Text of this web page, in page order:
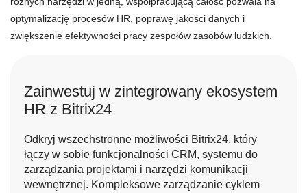
optymalizację procesów HR, poprawę jakości danych i
zwiększenie efektywności pracy zespołów zasobów ludzkich.
Zainwestuj w zintegrowany ekosystem
HR z Bitrix24
Odkryj wszechstronne możliwości Bitrix24, który
łączy w sobie funkcjonalności CRM, systemu do
zarządzania projektami i narzędzi komunikacji
wewnętrznej. Kompleksowe zarządzanie cyklem